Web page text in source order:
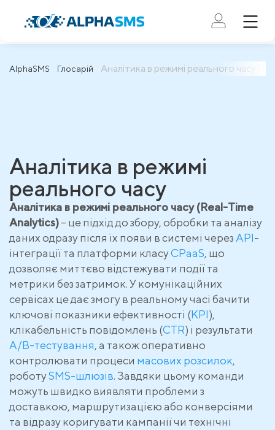
AlphaSMS Глосарій Аналітика в режимі реального часу
Аналітика в режимі
реального часу
Аналітика в режимі реального часу (Real-Time
Analytics)– це підхід до збору, обробки та аналізу
даних одразу після їх появи в системі через API-
інтеграції та платформи класуCPaaS, що
дозволяє миттєво відстежувати події та
метрики без затримок. У комунікаційних
сервісах це дає змогу в реальному часі бачити
ключові показники ефективності (KPI),
клікабельність повідомлень (CTR) і результати
A/B-тестування, а також оперативно
контролювати процеси масових розсилок,
роботуSMS-шлюзів. Завдяки цьому команди
можуть швидко виявляти проблеми з
доставкою, маршрутизацією або конверсіями
та відразу коригувати кампанії чи технічні